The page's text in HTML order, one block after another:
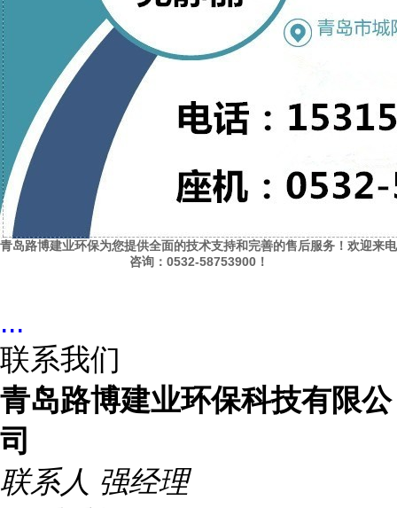
青岛路博建业环保为您提供全面的技术支持和完善的售后服务！欢迎来电
咨询：0532-58753900！
...
联系我们
青岛路博建业环保科技有限公
司
联系人 强经理